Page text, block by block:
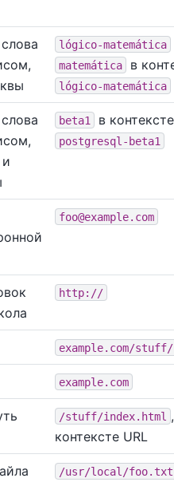
lógico-matemática
matemática в
lógico-matemática
beta1 в контексте
postgresql-beta1
foo@example.com
http://
example.com/
example.com
/stuff/index.html
контексте URL
/usr/local/foo.txt